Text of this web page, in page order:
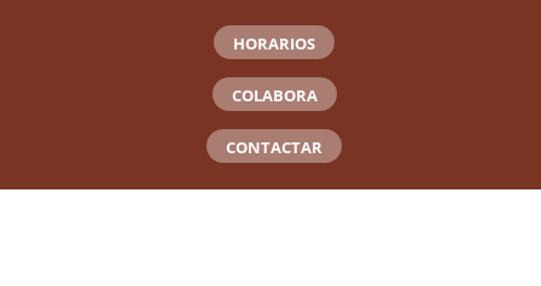
HORARIOS
COLABORA
CONTACTAR